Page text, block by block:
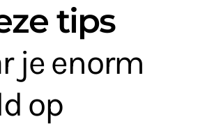
tips
je enorm
op